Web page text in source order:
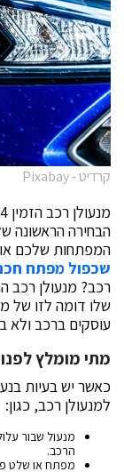
קרדיט - Pixabay
הבחירה הראשונה
המפתחות שלכם או
שכפול מפתח
רכב? מנעולן רכב
שלו דומה לזו של
עוסקים ברכב ולא
מתי מומלץ
כאשר יש בעיות
למנעולן רכב, כגון:
מנעול שבור
הרכב.
מפתח או שלט